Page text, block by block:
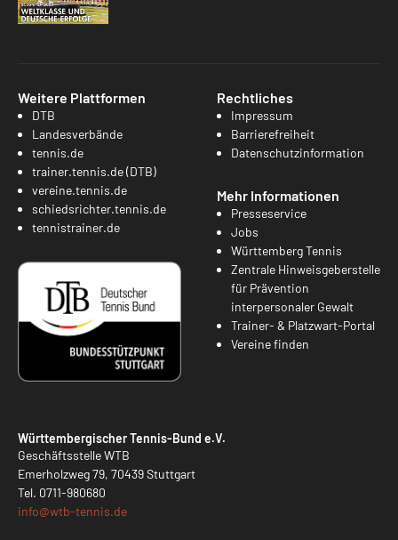
Weitere Plattformen
DTB
Landesverbände
tennis.de
trainer.tennis.de (DTB)
vereine.tennis.de
schiedsrichter.tennis.de
tennistrainer.de
Rechtliches
Impressum
Barrierefreiheit
Datenschutzinformation
Mehr Informationen
Presseservice
Jobs
Württemberg Tennis
Zentrale Hinweisgeberstelle
für Prävention
interpersonaler Gewalt
Trainer- & Platzwart-Portal
Vereine finden
Württembergischer Tennis-Bund e.V.
Geschäftsstelle WTB
Emerholzweg 79, 70439 Stuttgart
Tel. 0711-980680
info@wtb-tennis.de